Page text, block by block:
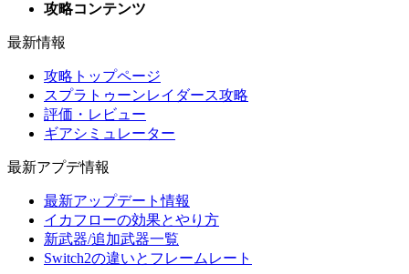
攻略コンテンツ
最新情報
攻略トップページ
スプラトゥーンレイダース攻略
評価・レビュー
ギアシミュレーター
最新アプデ情報
最新アップデート情報
イカフローの効果とやり方
新武器/追加武器一覧
Switch2の違いとフレームレート